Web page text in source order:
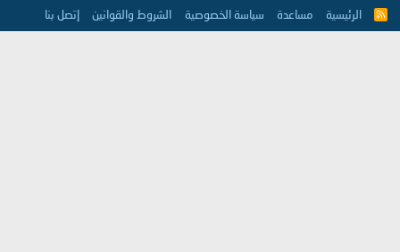
R
الرئيسية مساعدة سياسة الخصوصية الشروط والقوانين إتصل بنا